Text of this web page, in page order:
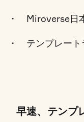
・ Miroverse日
・ テンプレート
早速、テンプ